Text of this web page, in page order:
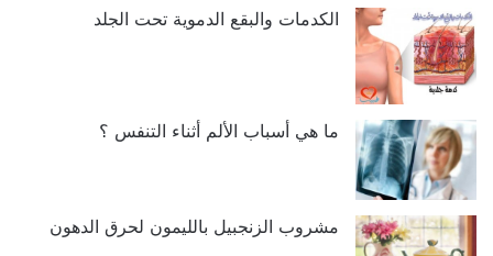
الكدمات والبقع الدموية تحت الجلد
ما هي أسباب الألم أثناء التنفس ؟
مشروب الزنجبيل بالليمون لحرق الدهون